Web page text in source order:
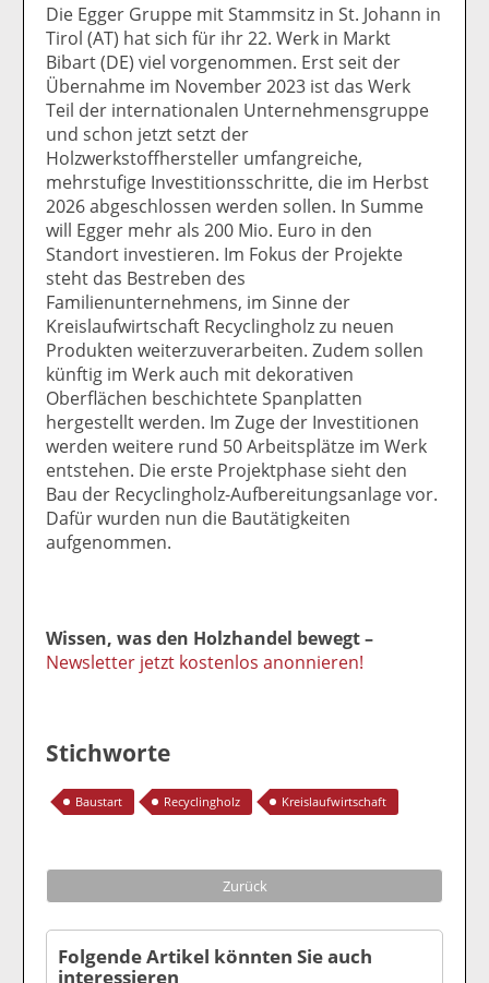
uf
F
ac
e
b
o
k
te
il
e
wi
tt
er
n
uf
Li
n
k
e
te
il
n
er
m
ai
l
se
n
e
ru
Die Egger Gruppe mit Stammsitz in St. Johann in
Tirol (AT) hat sich für ihr 22. Werk in Markt
Bibart (DE) viel vorgenommen. Erst seit der
Übernahme im November 2023 ist das Werk
Teil der internationalen Unternehmensgruppe
und schon jetzt setzt der
Holzwerkstoffhersteller umfangreiche,
mehrstufige Investitionsschritte, die im Herbst
2026 abgeschlossen werden sollen. In Summe
will Egger mehr als 200 Mio. Euro in den
Standort investieren. Im Fokus der Projekte
steht das Bestreben des
Familienunternehmens, im Sinne der
Kreislaufwirtschaft Recyclingholz zu neuen
Produkten weiterzuverarbeiten. Zudem sollen
künftig im Werk auch mit dekorativen
Oberflächen beschichtete Spanplatten
hergestellt werden. Im Zuge der Investitionen
werden weitere rund 50 Arbeitsplätze im Werk
entstehen. Die erste Projektphase sieht den
Bau der Recyclingholz-Aufbereitungsanlage vor.
Dafür wurden nun die Bautätigkeiten
aufgenommen.
Wissen, was den Holzhandel bewegt –
Newsletter jetzt kostenlos anonnieren!
Stichworte
Baustart Recyclingholz Kreislaufwirtschaft
Zurück
Folgende Artikel könnten Sie auch
interessieren